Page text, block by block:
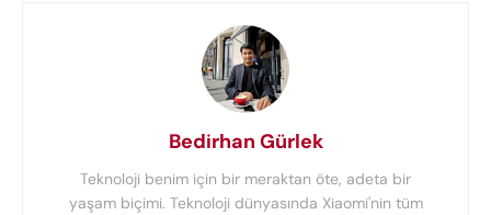
Bedirhan Gürlek
Teknoloji benim için bir meraktan öte, adeta bir
yaşam biçimi. Teknoloji dünyasında Xiaomi'nin tüm